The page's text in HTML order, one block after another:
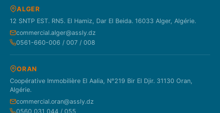
ALGER
12 SNTP EST. RN5. El Hamiz, Dar El Beida. 16033 Alger, Algérie.
commercial.alger@assly.dz
0561-660-006 / 007 / 008
ORAN
Coopérative Immobilière El Aalia, N°219 Bir El Djir. 31130 Oran,
Algérie.
commercial.oran@assly.dz
0560 031 044 / 055